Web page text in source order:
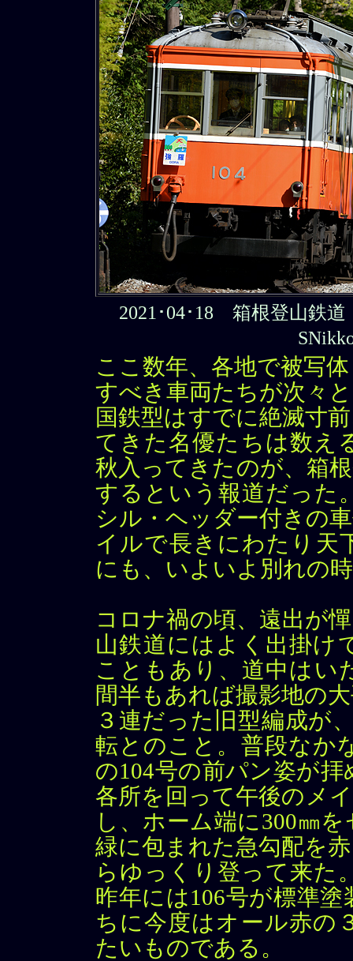
2021･04･18 箱根登山鉄
ここ数年、各地で被写
すべき車両たちが次々
国鉄型はすでに絶滅寸
てきた名優たちは数え
秋入ってきたのが、箱
するという報道だった
シル・ヘッダー付きの
イルで長きにわたり天
にも、いよいよ別れの
コロナ禍の頃、遠出が
山鉄道にはよく出掛け
こともあり、道中はい
間半もあれば撮影地の
３連だった旧型編成が
転とのこと。普段なか
の104号の前パン姿が
各所を回って午後のメ
し、ホーム端に300㎜
緑に包まれた急勾配を
らゆっくり登って来た
昨年には106号が標準
ちに今度はオール赤の
たいものである。